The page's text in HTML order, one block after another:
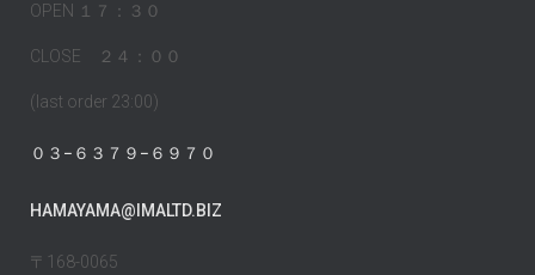
OPEN １７：３０
CLOSE ２４：００
(last order 23:00)
０３−６３７９−６９７０
HAMAYAMA@IMALTD.BIZ
〒168-0065